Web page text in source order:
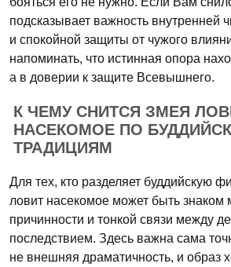
подсказывает важность внутренней
и спокойной защиты от чужого
напоминать, что истинная опора
а в доверии к защите Всевышнего.
К ЧЕМУ СНИТСЯ ЗМЕЯ
НАСЕКОМОЕ ПО
ТРАДИЦИЯМ
Для тех, кто разделяет буддийскую
ловит насекомое может быть знаком
причинности и тонкой связи между
последствием. Здесь важна сама
не внешняя драматичность, и образ